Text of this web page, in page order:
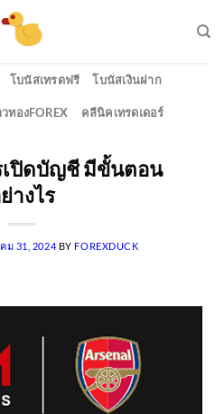
โบนัสเทรดฟรี โบนัสเงินฝาก
ทองFOREX คลีนิคเทรดเดอร์
เปิดบัญชี มีขั้นตอน
างไร
ม 31, 2024 BY FOREXDUCK